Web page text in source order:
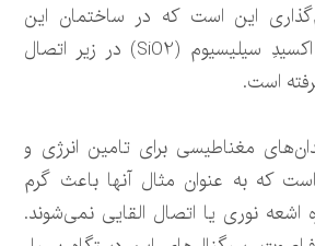
این است که در ساختمان این
ترانزیستور، یک لایه اکسیدِ سیلیسیوم (SiO2) در زیر اتصال
است.
مغناطیسی برای تامین انرژی و
که به عنوان مثال آنها باعث گرم
اشعه نوری یا اتصال القایی نمی‌شوند.